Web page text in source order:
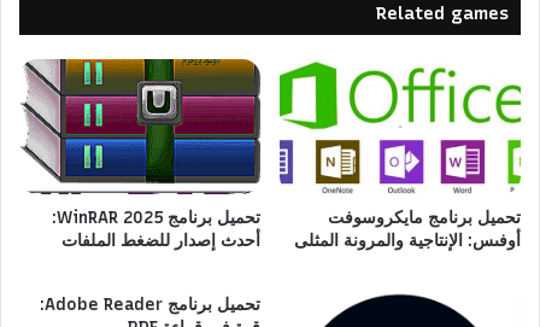
Related games
تحميل برنامج مايكروسوفت
أوفىس: الإنتاجية والمرونة المثلى
تحميل برنامج WinRAR 2025:
أحدث إصدار للضغط الملفات
تحميل برنامج Adobe Reader: